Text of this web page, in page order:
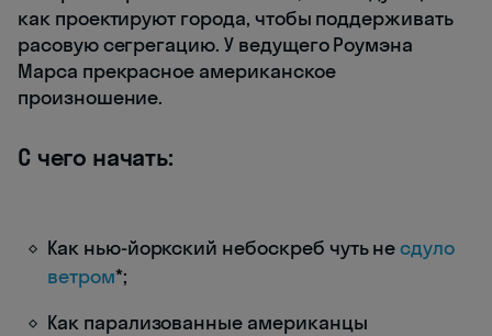
как проектируют города, чтобы поддерживать
расовую сегрегацию. У ведущего Роумэна
Марса прекрасное американское
произношение.
С чего начать:
Как нью-йоркский небоскреб чуть несдуло
ветром*;
Как парализованные американцы